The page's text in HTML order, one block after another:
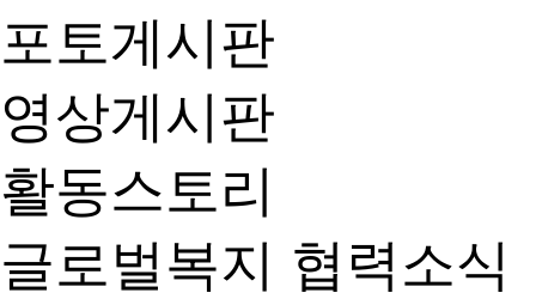
포토게시판
영상게시판
활동스토리
글로벌복지 협력소식